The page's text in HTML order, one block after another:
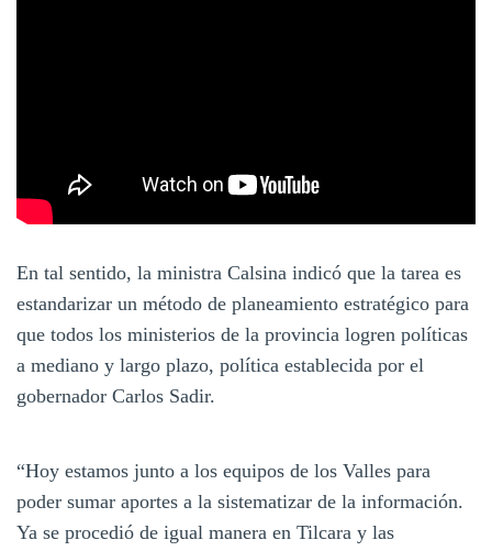
En tal sentido, la ministra Calsina indicó que la tarea es
estandarizar un método de planeamiento estratégico para
que todos los ministerios de la provincia logren políticas
a mediano y largo plazo, política establecida por el
gobernador Carlos Sadir.
“Hoy estamos junto a los equipos de los Valles para
poder sumar aportes a la sistematizar de la información.
Ya se procedió de igual manera en Tilcara y las